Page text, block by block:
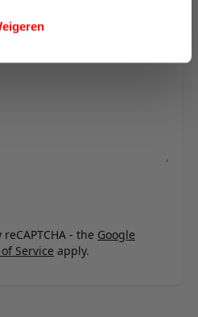
- the Google
Service apply.